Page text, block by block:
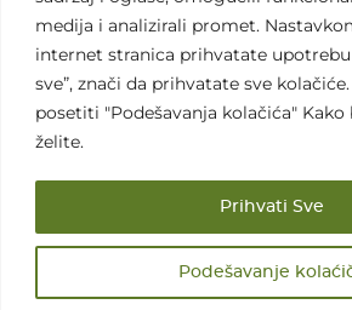
medija i analizirali promet.
internet stranica prihvatate upotrebu
sve”, znači da prihvatate sve
posetiti "Podešavanja kolačića"
želite.
Podešavanje
Prihvati Sve
Kontakt
Kontakt
Sva prava zadržana. 2007 - 2026. ©
Uslovi korišćenja
Politika
Uslovi korišćenja i